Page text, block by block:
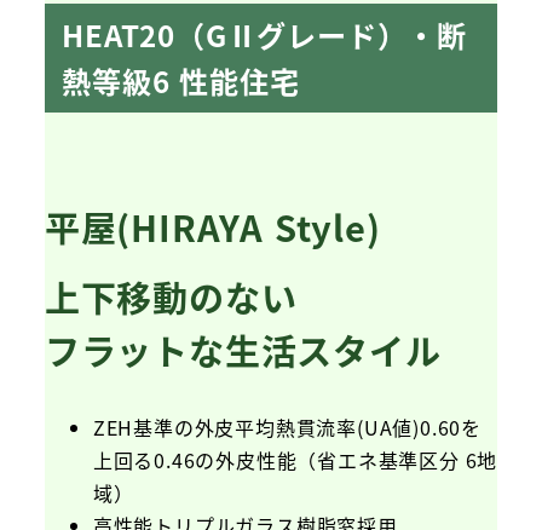
HEAT20（GⅡグレード）・断
熱等級6 性能住宅
平屋(HIRAYA Style)
上下移動のない
フラットな生活スタイル
ZEH基準の外皮平均熱貫流率(UA値)0.60を
上回る0.46の外皮性能（省エネ基準区分 6地
域）